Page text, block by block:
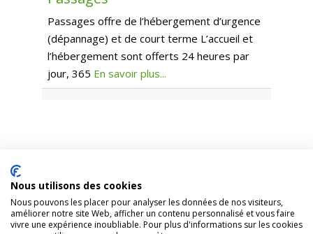
Passages offre de l’hébergement d’urgence
(dépannage) et de court terme L’accueil et
l’hébergement sont offerts 24 heures par
jour, 365 En savoir plus...
1431, rue Fullum, Montréal (Québec). H2K 0B5
Organisme appuyé parCentraide
Nous utilisons des cookies
Nous pouvons les placer pour analyser les données de nos visiteurs,
améliorer notre site Web, afficher un contenu personnalisé et vous faire
vivre une expérience inoubliable. Pour plus d'informations sur les cookies